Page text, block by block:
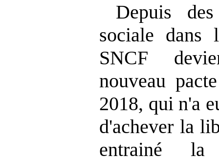
Depuis
sociale dans
SNCF
nouveau
2018, qui n'a
d'achever la
entrainé la